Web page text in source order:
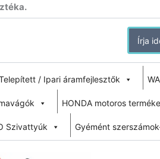
Search
for:
/ Ipari áramfejlesztők
HONDA motoros
Szivattyúk Gyémént